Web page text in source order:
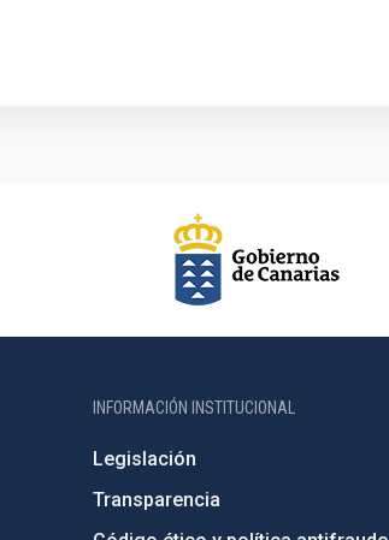
INFORMACIÓN INSTITUCIONAL
Legislación
Transparencia